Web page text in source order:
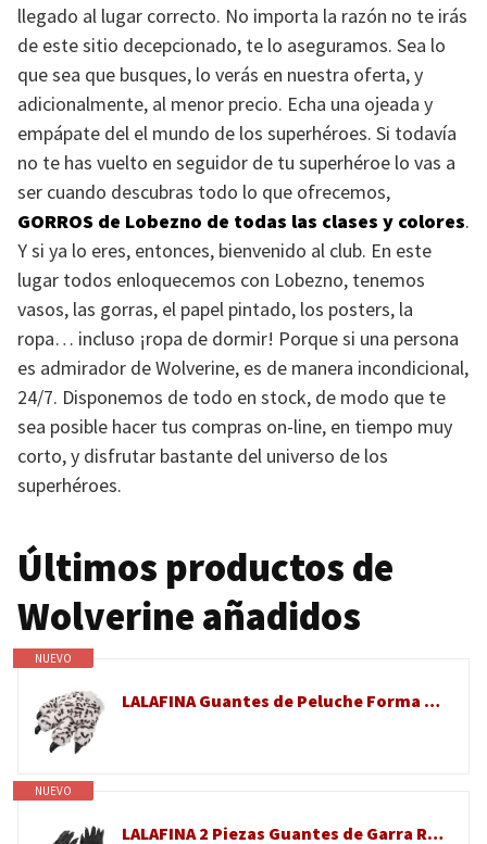
llegado al lugar correcto. No importa la razón no te irás
de este sitio decepcionado, te lo aseguramos. Sea lo
que sea que busques, lo verás en nuestra oferta, y
adicionalmente, al menor precio. Echa una ojeada y
empápate del el mundo de los superhéroes. Si todavía
no te has vuelto en seguidor de tu superhéroe lo vas a
ser cuando descubras todo lo que ofrecemos,
GORROS de Lobezno de todas las clases y colores.
Y si ya lo eres, entonces, bienvenido al club. En este
lugar todos enloquecemos con Lobezno, tenemos
vasos, las gorras, el papel pintado, los posters, la
ropa… incluso ¡ropa de dormir! Porque si una persona
es admirador de Wolverine, es de manera incondicional,
24/7. Disponemos de todo en stock, de modo que te
sea posible hacer tus compras on-line, en tiempo muy
corto, y disfrutar bastante del universo de los
superhéroes.
Últimos productos de
Wolverine añadidos
NUEVO
LALAFINA Guantes de Peluche Forma de Pata de Leopardo Nieves para Cosplay y Juego de rol, Cómodos y Cálidos, Accesorios Creativos para Disfraces de Halloween
NUEVO
LALAFINA 2 Piezas Guantes de Garra Realista para Halloween, Accesorios de Vinilo para Disfraz y Fiesta de Disfraces de Halloween